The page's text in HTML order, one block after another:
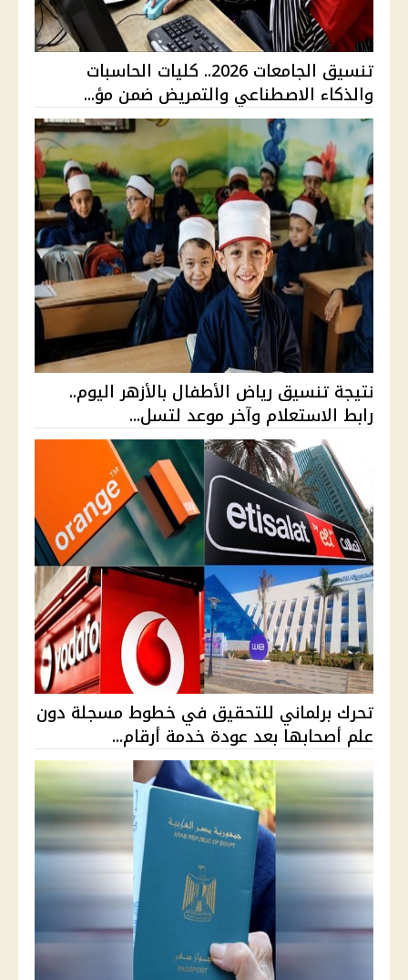
تنسيق الجامعات 2026.. كليات الحاسبات
والذكاء الاصطناعي والتمريض ضمن مؤ...
نتيجة تنسيق رياض الأطفال بالأزهر اليوم..
رابط الاستعلام وآخر موعد لتسل...
تحرك برلماني للتحقيق في خطوط مسجلة دون
علم أصحابها بعد عودة خدمة أرقام...